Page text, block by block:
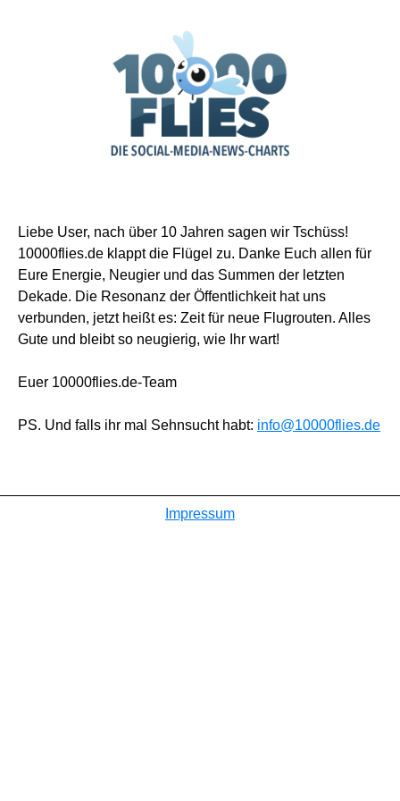
Liebe User, nach über 10 Jahren sagen wir Tschüss!
10000flies.de klappt die Flügel zu. Danke Euch allen für
Eure Energie, Neugier und das Summen der letzten
Dekade. Die Resonanz der Öffentlichkeit hat uns
verbunden, jetzt heißt es: Zeit für neue Flugrouten. Alles
Gute und bleibt so neugierig, wie Ihr wart!
Euer 10000flies.de-Team
PS. Und falls ihr mal Sehnsucht habt: info@10000flies.de
Impressum